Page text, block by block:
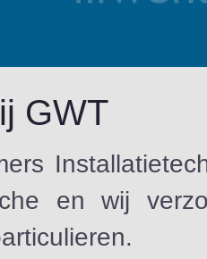
GWT
en wij